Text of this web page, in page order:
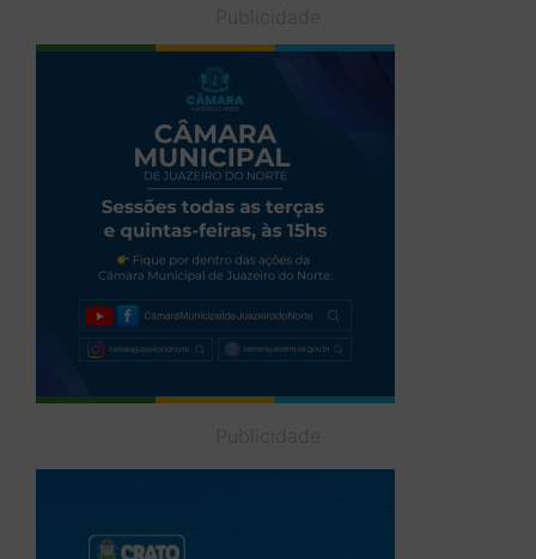
Publicidade
Publicidade